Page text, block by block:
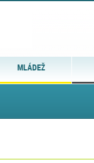
MLÁDEŽ